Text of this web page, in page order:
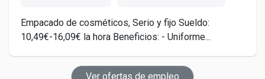
Empacado de cosméticos, Serio y fijo Sueldo:
10,49€-16,09€ la hora Beneficios: - Uniforme...
Ver ofertas de empleo